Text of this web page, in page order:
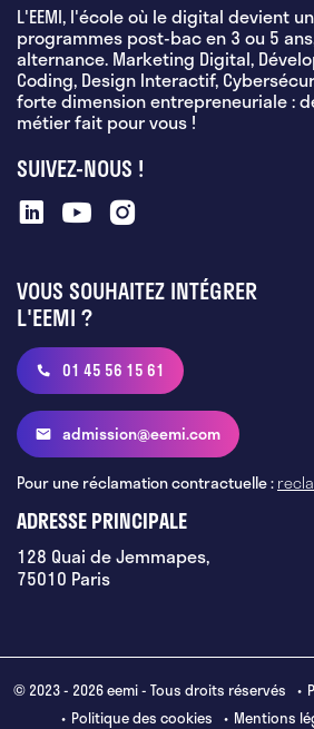
L'EEMI, l'école où le digital devient
programmes post-bac en 3 ou 5
alternance. Marketing Digital,
Coding, Design Interactif,
forte dimension entrepreneuriale :
métier fait pour vous !
SUIVEZ-NOUS !
VOUS SOUHAITEZ INTÉGRER
L'EEMI ?
01 45 56 15 61
admission@eemi.com
Pour une réclamation contractuelle :
ADRESSE PRINCIPALE
128 Quai de Jemmapes,
75010 Paris
© 2023 - 2026 eemi - Tous droits réservés
Politique des cookies
Mentions